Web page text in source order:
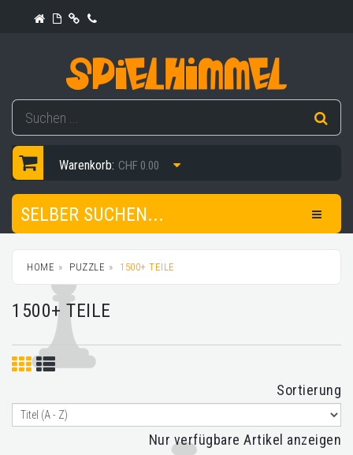
Warenkorb: CHF 0.00
SELBER SUCHEN...
HOME PUZZLE 1500+ TEILE
1500+ TEILE
Sortierung
Nur verfügbare Artikel anzeigen